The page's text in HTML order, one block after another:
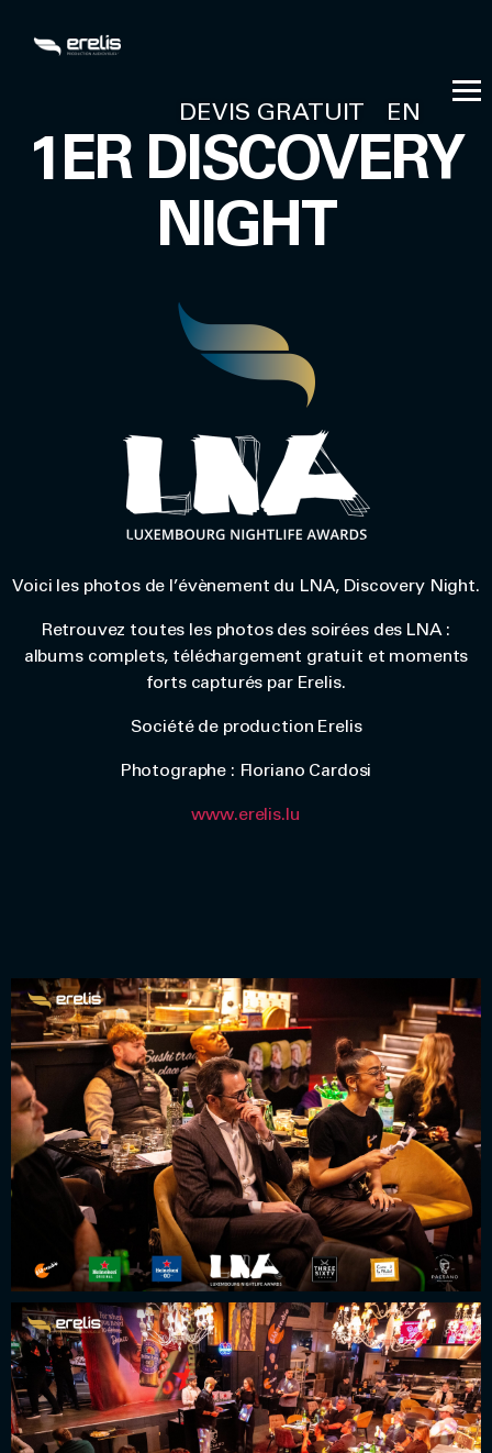
DEVIS GRATUIT EN
1ER DISCOVERY
NIGHT
Voici les photos de l’évènement du LNA, Discovery Night.
Retrouvez toutes les photos des soirées des LNA :
albums complets, téléchargement gratuit et moments
forts capturés par Erelis.
Société de production Erelis
Photographe : Floriano Cardosi
www.erelis.lu